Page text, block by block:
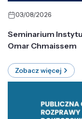
03/08/2026
Seminarium
Omar Chmaissem
Zobacz więcej